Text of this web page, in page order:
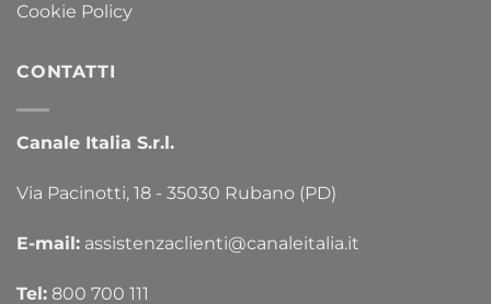
Cookie Policy
CONTATTI
Canale Italia S.r.l.
Via Pacinotti, 18 - 35030 Rubano (PD)
E-mail: assistenzaclienti@canaleitalia.it
Tel: 800 700 111